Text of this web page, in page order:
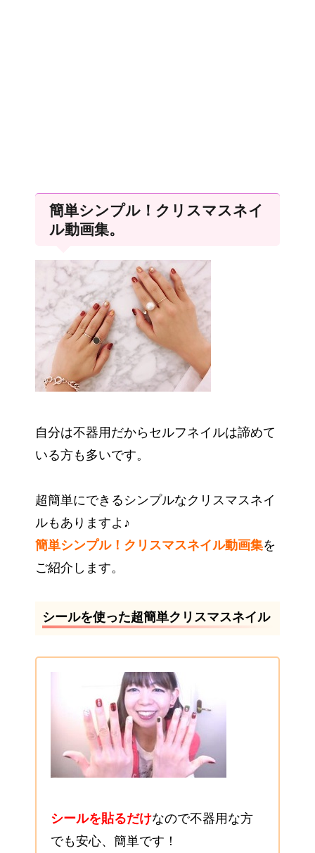
簡単シンプル！クリスマスネイ
ル動画集。
自分は不器用だからセルフネイルは諦めて
いる方も多いです。
超簡単にできるシンプルなクリスマスネイ
ルもありますよ♪
簡単シンプル！クリスマスネイル動画集を
ご紹介します。
シールを使った超簡単クリスマスネイル
シールを貼るだけなので不器用な方
でも安心、簡単です！